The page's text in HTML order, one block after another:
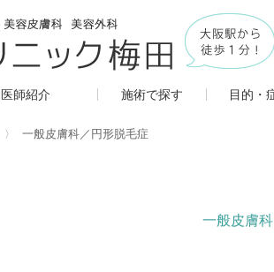
医師紹介 施術で探す 目的・
一般皮膚科／円形脱毛症
一般皮膚科